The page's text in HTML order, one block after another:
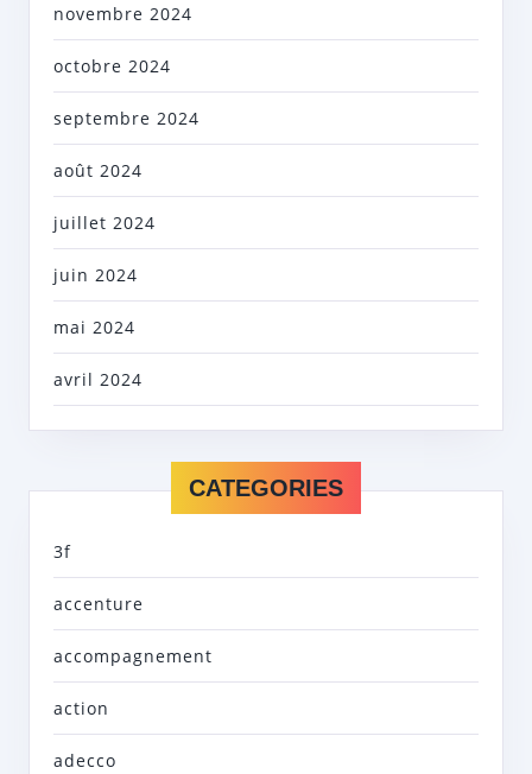
novembre 2024
octobre 2024
septembre 2024
août 2024
juillet 2024
juin 2024
mai 2024
avril 2024
CATEGORIES
3f
accenture
accompagnement
action
adecco